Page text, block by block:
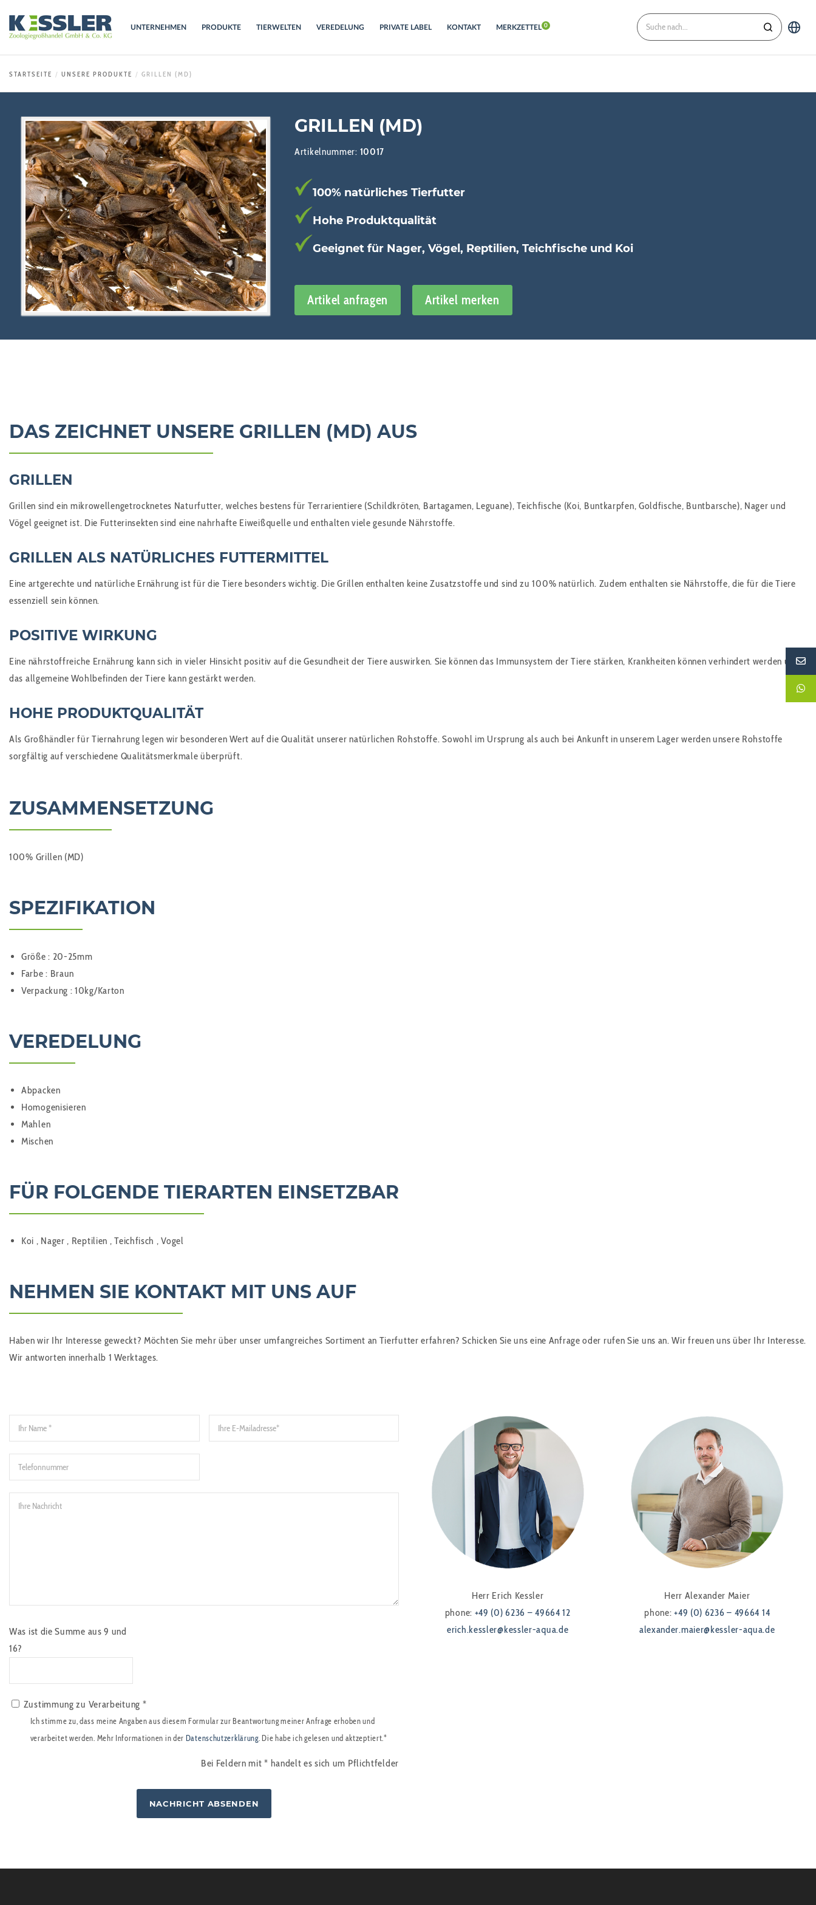
UNTERNEHMEN PRODUKTE TIERWELTEN VEREDELUNG PRIVATE LABEL KONTAKT MERKZETTEL
STARTSEITE UNSERE PRODUKTE GRILLEN (MD)
GRILLEN (MD)
Artikelnummer: 10017
100% natürliches Tierfutter
Hohe Produktqualität
Geeignet für Nager, Vögel, Reptilien, Teichfische und Koi
Artikel anfragen Artikel merken
DAS ZEICHNET UNSERE GRILLEN (MD) AUS
GRILLEN
Grillen sind ein mikrowellengetrocknetes Naturfutter, welches bestens für Terrarientiere (Schildkröten, Bartagamen, Leguane), Teichfische (Koi, Buntkarpfen, Goldfische, Buntbarsche), Nager und
Vögel geeignet ist. Die Futterinsekten sind eine nahrhafte Eiweißquelle und enthalten viele gesunde Nährstoffe.
GRILLEN ALS NATÜRLICHES FUTTERMITTEL
Eine artgerechte und natürliche Ernährung ist für die Tiere besonders wichtig. Die Grillen enthalten keine Zusatzstoffe und sind zu 100% natürlich. Zudem enthalten sie Nährstoffe, die für die Tiere
essenziell sein können.
POSITIVE WIRKUNG
Eine nährstoffreiche Ernährung kann sich in vieler Hinsicht positiv auf die Gesundheit der Tiere auswirken. Sie können das Immunsystem der Tiere stärken, Krankheiten können verhindert werden und
das allgemeine Wohlbefinden der Tiere kann gestärkt werden.
HOHE PRODUKTQUALITÄT
Als Großhändler für Tiernahrung legen wir besonderen Wert auf die Qualität unserer natürlichen Rohstoffe. Sowohl im Ursprung als auch bei Ankunft in unserem Lager werden unsere Rohstoffe
sorgfältig auf verschiedene Qualitätsmerkmale überprüft.
ZUSAMMENSETZUNG
100% Grillen (MD)
SPEZIFIKATION
Größe : 20-25mm
Farbe : Braun
Verpackung : 10kg/Karton
VEREDELUNG
Abpacken
Homogenisieren
Mahlen
Mischen
FÜR FOLGENDE TIERARTEN EINSETZBAR
Koi , Nager , Reptilien , Teichfisch , Vogel
NEHMEN SIE KONTAKT MIT UNS AUF
Haben wir Ihr Interesse geweckt? Möchten Sie mehr über unser umfangreiches Sortiment an Tierfutter erfahren? Schicken Sie uns eine Anfrage oder rufen Sie uns an. Wir freuen uns über Ihr Interesse.
Wir antworten innerhalb 1 Werktages.
Was ist die Summe aus 9 und
16?
Zustimmung zu Verarbeitung *
Ich stimme zu, dass meine Angaben aus diesem Formular zur Beantwortung meiner Anfrage erhoben und
verarbeitet werden. Mehr Informationen in der Datenschutzerklärung. Die habe ich gelesen und aktzeptiert.*
Bei Feldern mit* handelt es sich um Pflichtfelder
Herr Erich Kessler
phone: +49 (0) 6236 – 49664 12
erich.kessler@kessler-aqua.de
Herr Alexander Maier
phone:+49 (0) 6236 – 49664 14
alexander.maier@kessler-aqua.de